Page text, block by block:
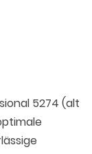
5274 (alt